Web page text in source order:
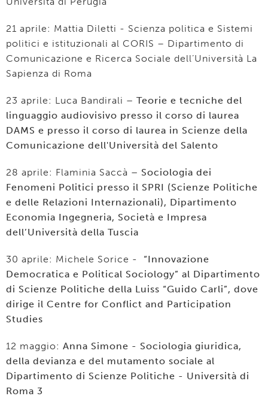
21 aprile: Mattia Diletti - Scienza politica e Sistemi
politici e istituzionali al CORIS – Dipartimento di
Comunicazione e Ricerca Sociale dell’Università La
Sapienza di Roma
23 aprile: Luca Bandirali – Teorie e tecniche del
linguaggio audiovisivo presso il corso di laurea
DAMS e presso il corso di laurea in Scienze della
Comunicazione dell'Università del Salento
28 aprile: Flaminia Saccà – Sociologia dei
Fenomeni Politici presso il SPRI (Scienze Politiche
e delle Relazioni Internazionali), Dipartimento
Economia Ingegneria, Società e Impresa
dell’Università della Tuscia
30 aprile: Michele Sorice - “Innovazione
Democratica e Political Sociology” al Dipartimento
di Scienze Politiche della Luiss “Guido Carli”, dove
dirige il Centre for Conflict and Participation
Studies
12 maggio: Anna Simone - Sociologia giuridica,
della devianza e del mutamento sociale al
Dipartimento di Scienze Politiche - Università di
Roma 3